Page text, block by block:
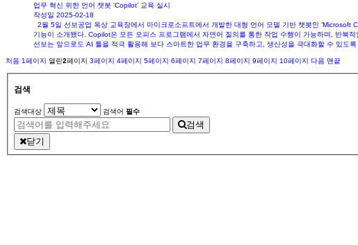
업무 혁신 위한 언어 챗봇 ‘Copilot’ 교육 실시
작성일 2025-02-18
2월 5일 선보공업 옥상 교육장에서 마이크로소프트에서 개발한 대형 언어 모델 기반 챗봇인
기능이 소개됐다. Copilot은 모든 오피스 프로그램에서 자연어 질의를 통한 작업 수행이 가능하며, 반복
선보는 앞으로도 AI 툴을 적극 활용해 보다 스마트한 업무 환경을 구축하고, 생산성을 극대화할 수 있도
처음 1페이지 열린2페이지 3페이지 4페이지 5페이지 6페이지 7페이지 8페이지 9페이지 10페이지 다음 맨끝
검색
검색대상 검색어 필수
검색
닫기